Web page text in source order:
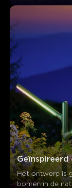
Geïnspireerd
Het ontwerp is
bomen in de